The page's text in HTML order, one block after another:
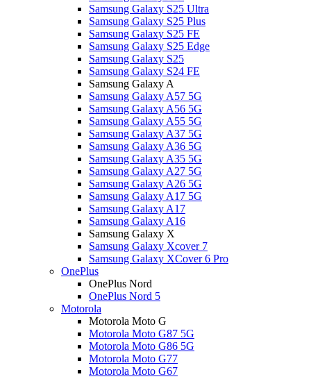
Samsung Galaxy S25 Ultra
Samsung Galaxy S25 Plus
Samsung Galaxy S25 FE
Samsung Galaxy S25 Edge
Samsung Galaxy S25
Samsung Galaxy S24 FE
Samsung Galaxy A
Samsung Galaxy A57 5G
Samsung Galaxy A56 5G
Samsung Galaxy A55 5G
Samsung Galaxy A37 5G
Samsung Galaxy A36 5G
Samsung Galaxy A35 5G
Samsung Galaxy A27 5G
Samsung Galaxy A26 5G
Samsung Galaxy A17 5G
Samsung Galaxy A17
Samsung Galaxy A16
Samsung Galaxy X
Samsung Galaxy Xcover 7
Samsung Galaxy XCover 6 Pro
OnePlus
OnePlus Nord
OnePlus Nord 5
Motorola
Motorola Moto G
Motorola Moto G87 5G
Motorola Moto G86 5G
Motorola Moto G77
Motorola Moto G67